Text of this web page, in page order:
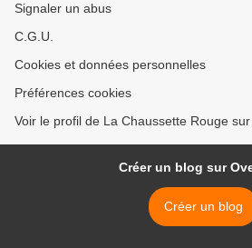
Signaler un abus
C.G.U.
Cookies et données personnelles
Préférences cookies
Voir le profil de La Chaussette Rouge
Créer un blog sur
Créer un blog